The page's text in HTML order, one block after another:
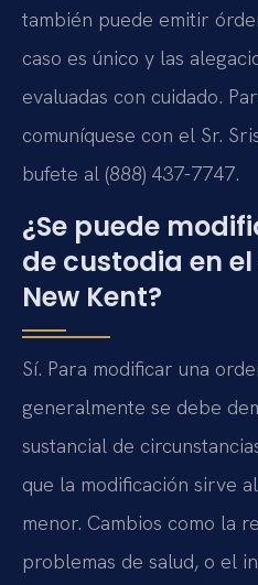
también puede emitir
caso es único y las
evaluadas con cuidado.
comuníquese con el Sr.
bufete al (888) 437-7747.
¿Se puede
de custodia en
New Kent?
Sí. Para modificar una
generalmente se debe
sustancial de
que la modificación sirve
menor. Cambios como la
problemas de salud, o el